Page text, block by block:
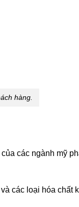
hàng.
các ngành mỹ
các loại hóa chất